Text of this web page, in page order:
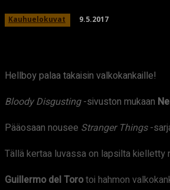
Kauhuelokuvat 9.5.2017
Hellboy palaa takaisin valkokankaille!
Bloody Disgusting-sivuston mukaan
Pääosaan nousee Stranger Things-
Tällä kertaa luvassa on lapsilta kielletty
Guillermo del Torotoi hahmon